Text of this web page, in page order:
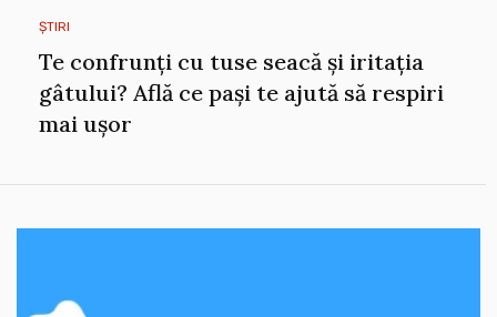
ȘTIRI
Te confrunți cu tuse seacă și iritația
gâtului? Află ce pași te ajută să respiri
mai ușor